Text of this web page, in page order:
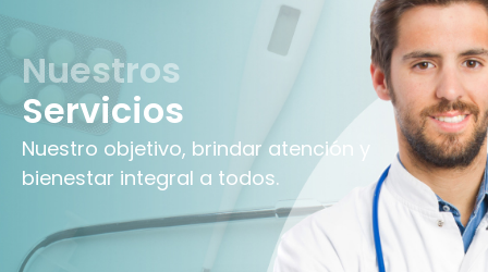
Nuestros
Servicios
Nuestro objetivo, brindar atención y
bienestar integral a todos.